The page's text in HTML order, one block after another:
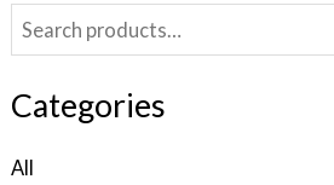
Categories
All